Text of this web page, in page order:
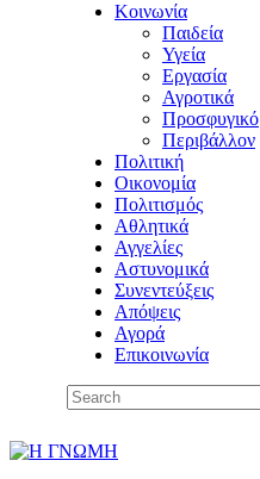
Κοινωνία
Παιδεία
Υγεία
Εργασία
Αγροτικά
Προσφυγικό
Περιβάλλον
Πολιτική
Οικονομία
Πολιτισμός
Αθλητικά
Αγγελίες
Αστυνομικά
Συνεντεύξεις
Απόψεις
Αγορά
Επικοινωνία